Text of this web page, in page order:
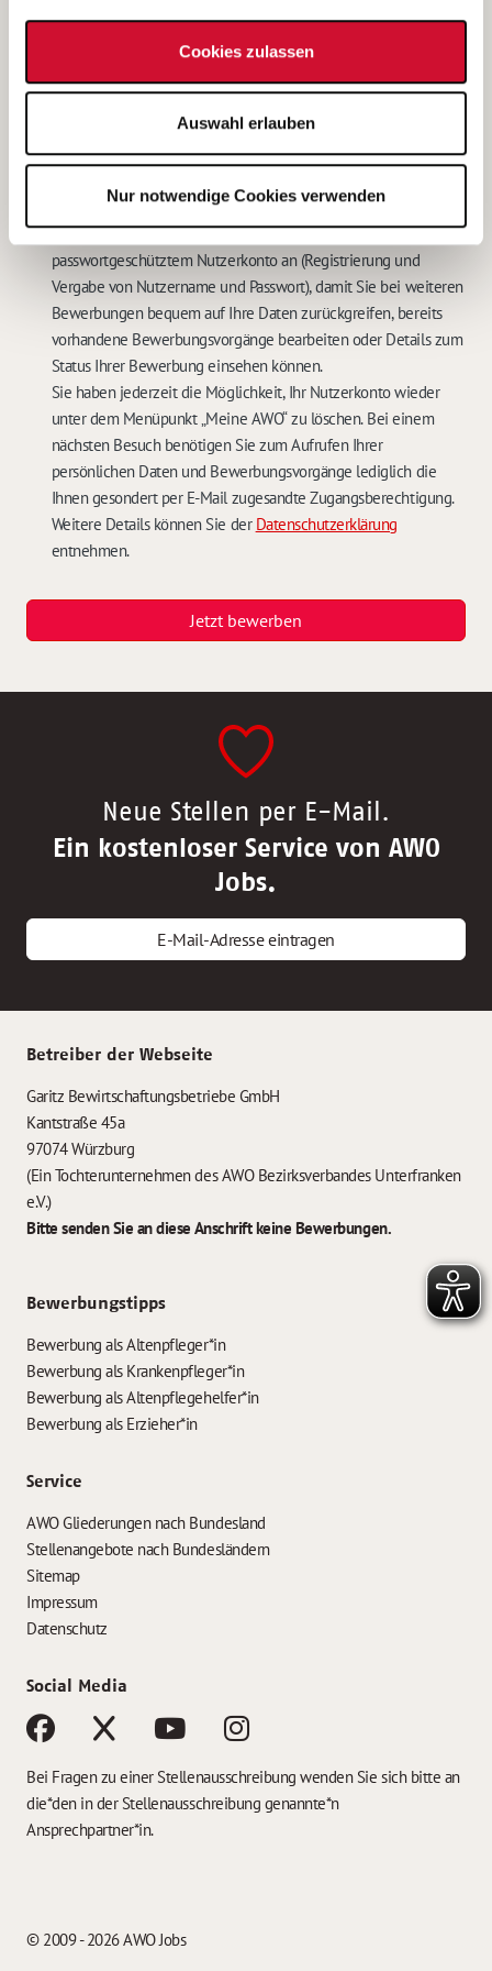
Cookies zulassen
Auswahl erlauben
Nur notwendige Cookies verwenden
dem Betreiber unter den imImpressumgenannten
Kontaktdaten widerrufen. In diesem Falle werden meine
Betreibers, als auch bei der für das Stellenangebot
verantwortlichen Stelle gelöscht.
Eine weitere Bearbeitung meiner Bewerbung ist in diesem Fall
Mit dem Abschicken Ihrer Online-Bewerbung bieten wir Ihnen
die Speicherung Ihrer persönlichen Daten in einem
passwortgeschütztem Nutzerkonto an (Registrierung und
Vergabe von Nutzername und Passwort), damit Sie bei weiteren
Bewerbungen bequem auf Ihre Daten zurückgreifen, bereits
vorhandene Bewerbungsvorgänge bearbeiten oder Details zum
Status Ihrer Bewerbung einsehen können.
Sie haben jederzeit die Möglichkeit, Ihr Nutzerkonto wieder
unter dem Menüpunkt „Meine AWO“ zu löschen. Bei einem
nächsten Besuch benötigen Sie zum Aufrufen Ihrer
persönlichen Daten und Bewerbungsvorgänge lediglich die
Ihnen gesondert per E-Mail zugesandte Zugangsberechtigung.
Weitere Details können Sie der Datenschutzerklärung
entnehmen.
Jetzt bewerben
Neue Stellen per E-Mail.
Ein kostenloser Service von AWO
Jobs.
E-Mail-Adresse eintragen
Betreiber der Webseite
Garitz Bewirtschaftungsbetriebe GmbH
Kantstraße 45a
97074 Würzburg
(Ein Tochterunternehmen des AWO Bezirksverbandes Unterfranken
e.V.)
Bitte senden Sie an diese Anschrift keine Bewerbungen.
Bewerbungstipps
Bewerbung als Altenpfleger*in
Bewerbung als Krankenpfleger*in
Bewerbung als Altenpflegehelfer*in
Bewerbung als Erzieher*in
Service
AWO Gliederungen nach Bundesland
Stellenangebote nach Bundesländern
Sitemap
Impressum
Datenschutz
Social Media
Bei Fragen zu einer Stellenausschreibung wenden Sie sich bitte an
die*den in der Stellenausschreibung genannte*n
Ansprechpartner*in.
© 2009 - 2026 AWO Jobs